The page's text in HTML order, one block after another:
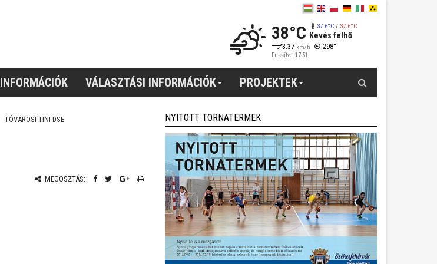
38°C 37.6°C/ 37.6°C
Kevés felhő
3.37 km/h 298°
Frissítve: 17:51
INFORMÁCIÓK VÁLASZTÁSI INFORMÁCIÓK PROJEKTEK
TÓVÁROSI TINI DSE
MEGOSZTÁS:
NYITOTT TORNATERMEK